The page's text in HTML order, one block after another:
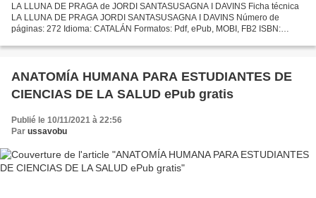
LA LLUNA DE PRAGA de JORDI SANTASUSAGNA I DAVINS Ficha técnica
LA LLUNA DE PRAGA JORDI SANTASUSAGNA I DAVINS Número de
páginas: 272 Idioma: CATALÁN Formatos: Pdf, ePub, MOBI, FB2 ISBN:
ANATOMÍA HUMANA PARA ESTUDIANTES DE
CIENCIAS DE LA SALUD ePub gratis
Publié le 10/11/2021 à 22:56
Par ussavobu